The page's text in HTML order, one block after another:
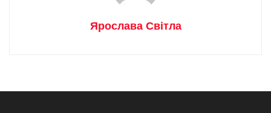
Ярослава Світла